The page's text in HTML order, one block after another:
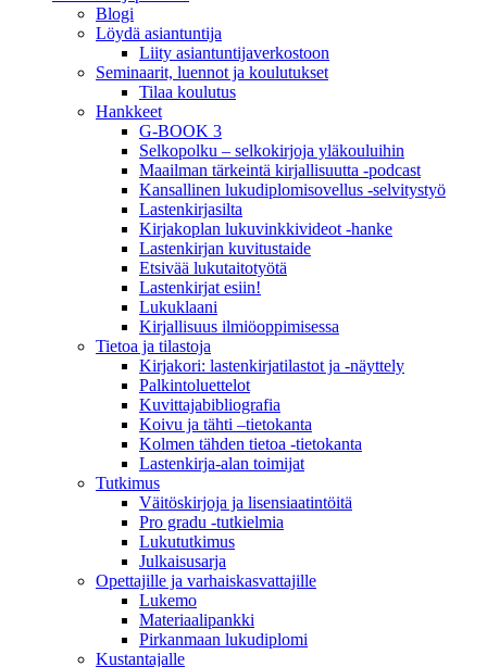
Blogi
Löydä asiantuntija
Liity asiantuntijaverkostoon
Seminaarit, luennot ja koulutukset
Tilaa koulutus
Hankkeet
G-BOOK 3
Selkopolku – selkokirjoja yläkouluihin
Maailman tärkeintä kirjallisuutta -podcast
Kansallinen lukudiplomisovellus -selvitystyö
Lastenkirjasilta
Kirjakoplan lukuvinkkivideot -hanke
Lastenkirjan kuvitustaide
Etsivää lukutaitotyötä
Lastenkirjat esiin!
Lukuklaani
Kirjallisuus ilmiöoppimisessa
Tietoa ja tilastoja
Kirjakori: lastenkirjatilastot ja -näyttely
Palkintoluettelot
Kuvittaja­bibliografia
Koivu ja tähti –tietokanta
Kolmen tähden tietoa -tietokanta
Lastenkirja-alan toimijat
Tutkimus
Väitöskirjoja ja lisensiaatintöitä
Pro gradu -tutkielmia
Lukututkimus
Julkaisusarja
Opettajille ja varhaiskasvattajille
Lukemo
Materiaalipankki
Pirkanmaan lukudiplomi
Kustantajalle